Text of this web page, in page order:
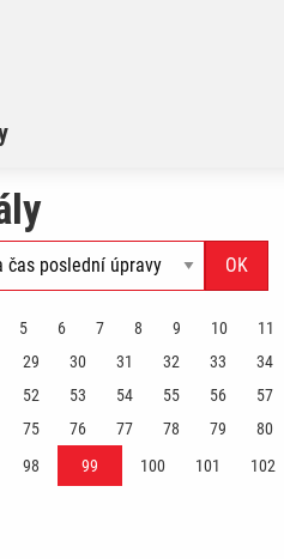
5 6 7 8 9 10 11
29 30 31 32 33 34
52 53 54 55 56 57
75 76 77 78 79 80
98 99 100 101 102